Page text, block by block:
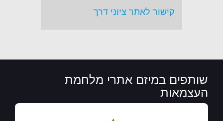
קישור לאתר ציוני דרך
שותפים במיזם אתרי מלחמת
העצמאות